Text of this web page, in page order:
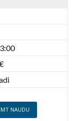
NAUDU